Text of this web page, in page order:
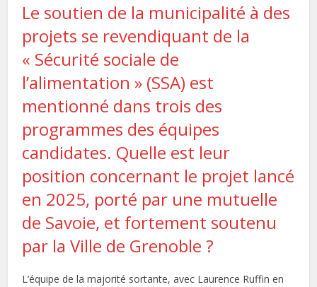
Le soutien de la municipalité à des
projets se revendiquant de la
« Sécurité sociale de
l’alimentation » (SSA) est
mentionné dans trois des
programmes des équipes
candidates. Quelle est leur
position concernant le projet lancé
en 2025, porté par une mutuelle
de Savoie, et fortement soutenu
par la Ville de Grenoble ?
L’équipe de la majorité sortante, avec Laurence Ruffin en